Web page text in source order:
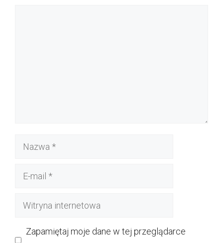
Nazwa
Witryna
Zapamiętaj moje dane w tej przeglądarce